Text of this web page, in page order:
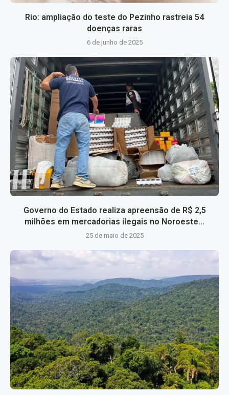
Rio: ampliação do teste do Pezinho rastreia 54
doenças raras
6 de junho de 2025
Governo do Estado realiza apreensão de R$ 2,5
milhões em mercadorias ilegais no Noroeste...
25 de maio de 2025